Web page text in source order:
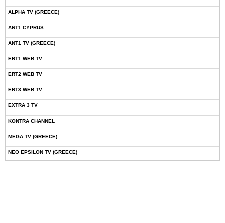
ALPHA TV (GREECE)
ANT1 CYPRUS
ANT1 TV (GREECE)
ERT1 WEB TV
ERT2 WEB TV
ERT3 WEB TV
EXTRA 3 TV
KONTRA CHANNEL
MEGA TV (GREECE)
NEO EPSILON TV (GREECE)